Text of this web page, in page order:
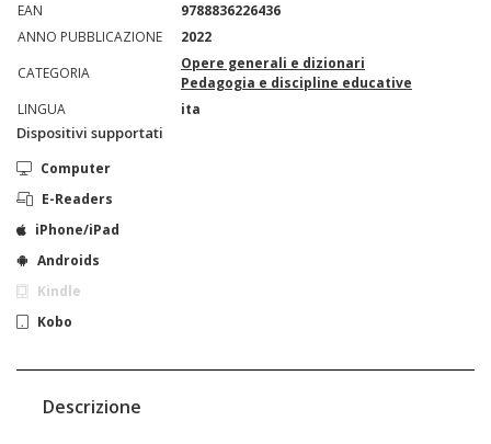
EAN
9788836226436
ANNO PUBBLICAZIONE
2022
CATEGORIA
Opere generali e dizionari
Pedagogia e discipline educative
LINGUA
ita
Dispositivi supportati
Computer
E-Readers
iPhone/iPad
Androids
Kindle
Kobo
Descrizione